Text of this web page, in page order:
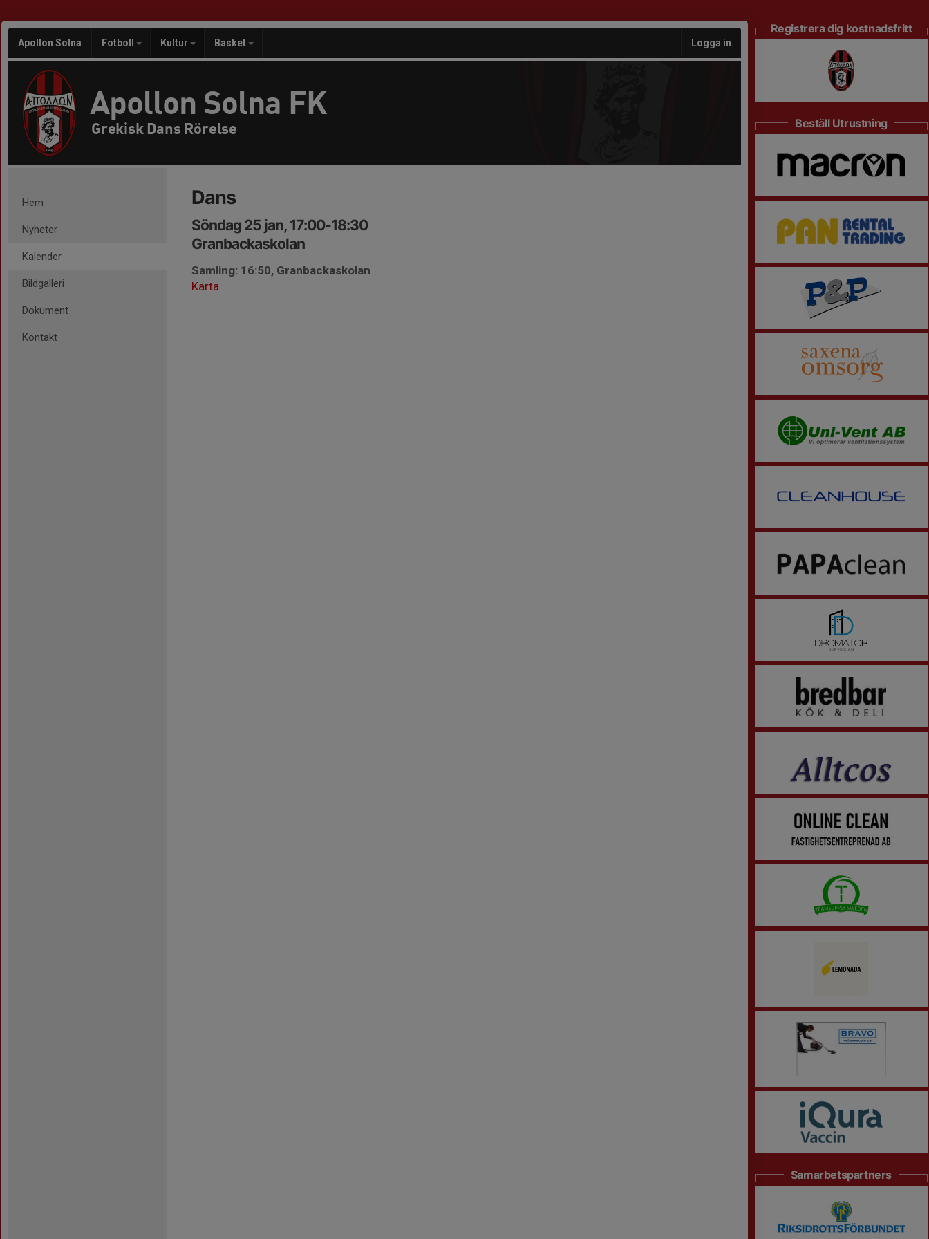
Apollon Solna Fotboll Kultur Basket Logga in
Apollon Solna FK
Grekisk Dans Rörelse
Hem
Nyheter
Kalender
Bildgalleri
Dokument
Kontakt
Dans
Söndag 25 jan, 17:00-18:30
Granbackaskolan
Samling: 16:50, Granbackaskolan
Karta
Registrera dig kostnadsfritt
Beställ Utrustning
Samarbetspartners